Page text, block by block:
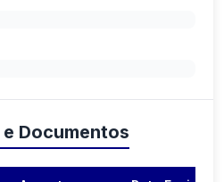
Documentos